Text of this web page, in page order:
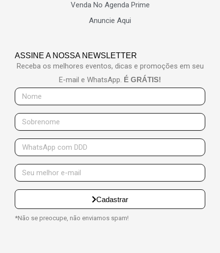
Venda No Agenda Prime
Anuncie Aqui
ASSINE A NOSSA NEWSLETTER
Receba os melhores eventos, dicas e promoções em seu
E-mail e WhatsApp. É GRÁTIS!
Cadastrar
*Não se preocupe, não enviamos spam!